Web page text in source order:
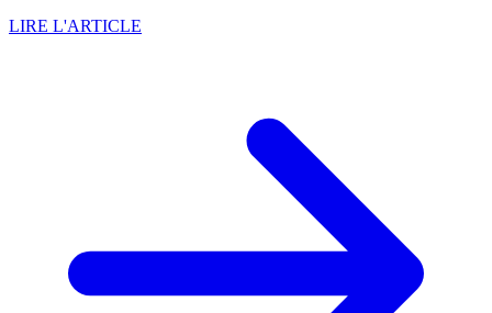
LIRE L'ARTICLE